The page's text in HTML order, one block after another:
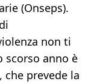
(Onseps).
non ti
scorso anno è
che prevede la